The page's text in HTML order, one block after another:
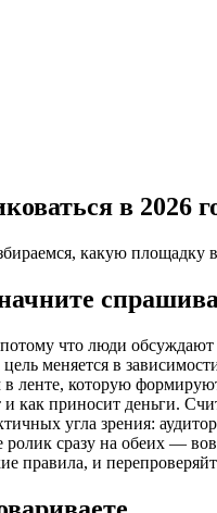
в 2026
какую площадку
что люди
меняется в
ленте, которую
и как приносит деньги.
угла зрения:
сразу на обеих —
правила, и